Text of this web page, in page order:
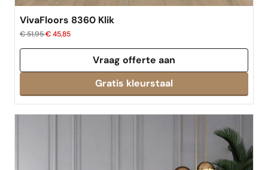
VivaFloors 8360 Klik
€ 51,95€ 45,85
Vraag offerte aan